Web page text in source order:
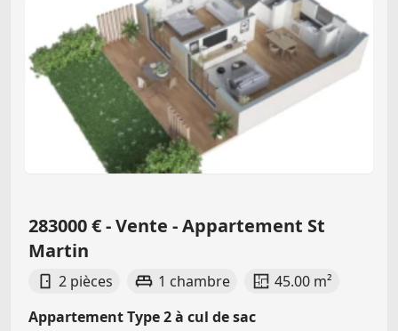
283000 € - Vente - Appartement St
Martin
2 pièces 1 chambre
45.00 m²
Appartement Type 2 à cul de sac